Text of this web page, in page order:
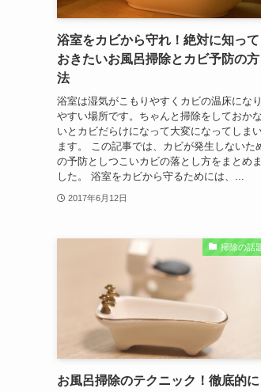
浴室をカビから守れ！絶対に知って
おきたいお風呂掃除とカビ予防の方
法
浴室は湿気がこもりやすくカビの温床になり
やすい場所です。ちゃんと掃除をしておかな
いとカビだらけになって大変になってしま
ます。 この記事では、カビが発生しないた
の予防としつこいカビの落とし方をまとめま
した。 浴室をカビから守るためには、...
2017年6月12日
掃除の話
お風呂掃除のテクニック！徹底的に